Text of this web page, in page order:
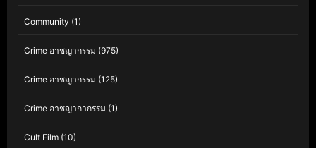
Community (1)
Crime อาชญากรรม (975)
Crime อาชญากรรม (125)
Crime อาชญากากรรม (1)
Cult Film (10)